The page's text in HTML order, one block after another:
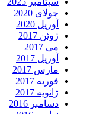
جولای 2020
آوریل 2020
ژوئن 2017
می 2017
آوریل 2017
مارس 2017
فوریه 2017
ژانویه 2017
دسامبر 2016